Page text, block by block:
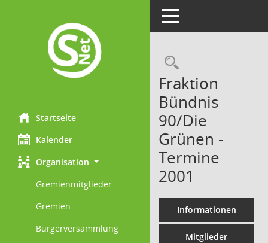
Startseite
Kalender
Organisation
Gremienmitglieder
Gremien
Bürgerversammlung
Toggle navigation
Fraktion
Bündnis
90/Die
Grünen -
Termine
2001
Informationen
Mitglieder